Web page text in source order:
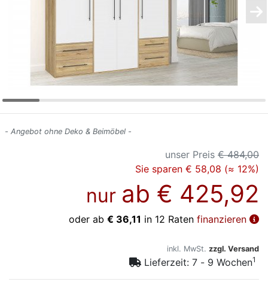
- Angebot ohne Deko & Beimöbel -
unser Preis € 484,00
Sie sparen € 58,08 (≈ 12%)
nur ab € 425,92
oder ab € 36,11 in 12 Raten finanzieren
inkl. MwSt. zzgl. Versand
Lieferzeit: 7 - 9 Wochen1
Finanzierung
Markenwelt
Deals